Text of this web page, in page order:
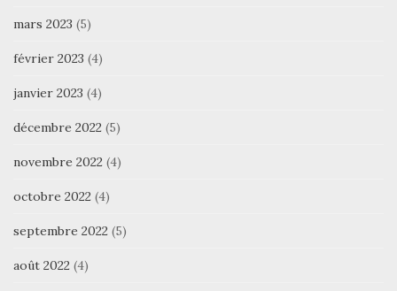
mars 2023 (5)
février 2023 (4)
janvier 2023 (4)
décembre 2022 (5)
novembre 2022 (4)
octobre 2022 (4)
septembre 2022 (5)
août 2022 (4)